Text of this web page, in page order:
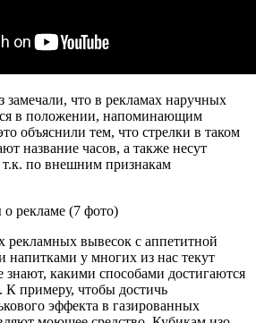
замечали, что в рекламах наручных
в положении, напоминающим
объяснили тем, что стрелки в таком
название часов, а также несут
по внешним признакам
рекламных вывесок с аппетитной
у многих из нас текут
какими способами достигаются
К примеру, чтобы достичь
эффекта в газированных